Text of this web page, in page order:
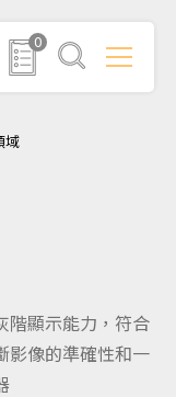
0
域
階顯示能力，符合
影像的準確性和一